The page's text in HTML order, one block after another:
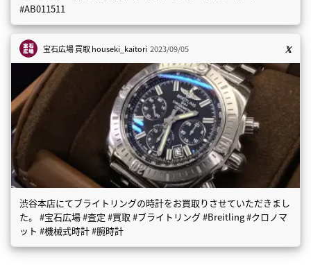
#AB011511
宝石広場 買取houseki_kaitori 2023/09/05
渋谷本店にてブライトリングの時計をお買取りさせていただきまし
た。 #宝石広場 #査定 #買取 #ブライトリング #Breitling #クロノマ
ット #機械式時計 #腕時計